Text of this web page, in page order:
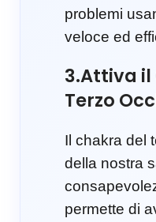
problemi
veloce ed
3.Attiva
Terzo
Il chakra del
della nostra
permette di